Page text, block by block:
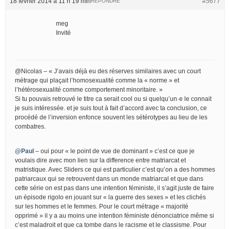
meg
Invité
@Nicolas – « J’avais déjà eu des réserves similaires avec un court
métrage qui plaçait l’homosexualité comme la « norme » et
l’hétérosexualité comme comportement minoritaire. »
Si tu pouvais retrouvé le titre ca serait cool ou si quelqu’un·e le connait
je suis intéressée. et je suis tout à fait d’accord avec ta conclusion, ce
procédé de l’inversion enfonce souvent les sétérotypes au lieu de les
combatres.
@Paul – oui pour « le point de vue de dominant » c’est ce que je
voulais dire avec mon lien sur la difference entre matriarcat et
matristique. Avec Sliders ce qui est particulier c’est qu’on a des hommes
patriarcaux qui se retrouvent dans un monde matriarcal et que dans
cette série on est pas dans une intention féministe, il s’agit juste de faire
un épisode rigolo en jouant sur « la guerre des sexes » et les clichés
sur les hommes et le femmes. Pour le court métrage « majorité
opprimé » il y a au moins une intention féministe dénonciatrice même si
c’est maladroit et que ca tombe dans le racisme et le classisme. Pour